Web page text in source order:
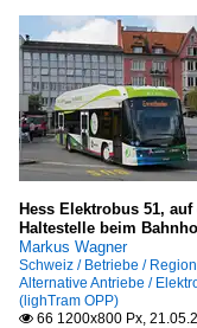
Hess Elektrobus 51,
Haltestelle beim
Markus Wagner
Schweiz / Betriebe /
Alternative Antriebe /
(lighTram OPP)
 66 1200x800 Px,